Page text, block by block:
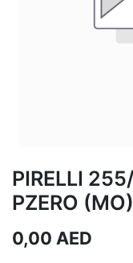
PIRELLI
PZERO
0,00 AED